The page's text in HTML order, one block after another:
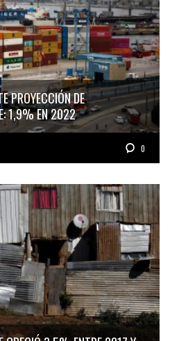
PROYECCIÓN DE
1,9% EN 2022
0